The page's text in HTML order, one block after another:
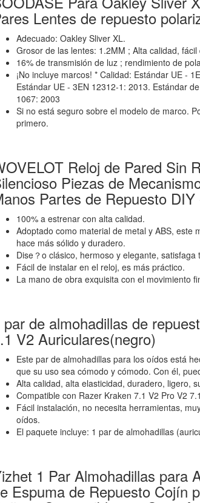
Lentes de repuesto
Adecuado: Oakley Sliver XL.
Grosor de las lentes: 1.2MM ; Alta calidad, fácil
16% de transmisión de luz ; rendimiento de
¡No incluye marcos! * Calidad: Estándar UE -
Estándar UE - 3EN 12312-1: 2013. Estándar
1067: 2003
Si no está seguro sobre el modelo de marco.
primero.
Reloj de Pared Sin
Piezas de
Partes de Repuesto
100% a estrenar con alta calidad.
Adoptado como material de metal y ABS, este
hace más sólido y duradero.
Dise？o clásico, hermoso y elegante, satisfaga
Fácil de instalar en el reloj, es más práctico.
La mano de obra exquisita con el movimiento
par de almohadillas de
V2 Auriculares(negro)
Este par de almohadillas para los oídos está
que su uso sea cómodo y cómodo. Con él,
Alta calidad, alta elasticidad, duradero, ligero,
Compatible con Razer Kraken 7.1 V2 Pro V2
Fácil instalación, no necesita herramientas,
oídos.
El paquete incluye: 1 par de almohadillas
1 Par Almohadillas para
Espuma de Repuesto Cojín